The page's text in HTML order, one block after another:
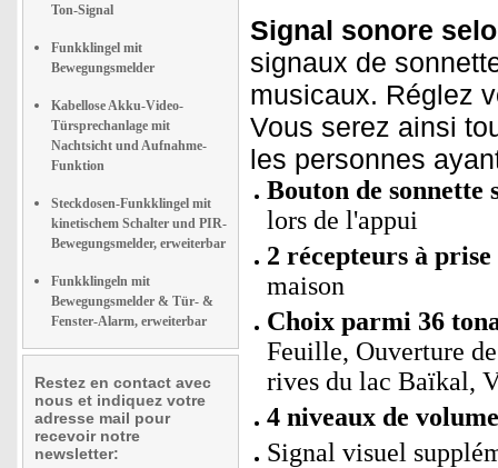
Ton-Signal
Funkklingel mit
Bewegungsmelder
Kabellose Akku-Video-
Türsprechanlage mit
Nachtsicht und Aufnahme-
Funktion
Steckdosen-Funkklingel mit
kinetischem Schalter und PIR-
Bewegungsmelder, erweiterbar
Funkklingeln mit
Bewegungsmelder & Tür- &
Fenster-Alarm, erweiterbar
Restez en contact avec
nous et indiquez votre
adresse mail pour
recevoir notre
newsletter:
Signal sonore
signaux de
musicaux. Réglez
Vous serez ainsi
les personnes
Bouton de sonnette
lors de l'appui
2 récepteurs à prise
maison
Choix parmi 36
Feuille, Ouverture
rives du lac Baïkal,
4 niveaux de volume
Signal visuel